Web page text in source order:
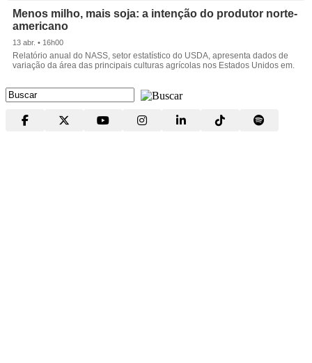
Menos milho, mais soja: a intenção do produtor norte-
americano
13 abr. • 16h00
Relatório anual do NASS, setor estatístico do USDA, apresenta dados de
variação da área das principais culturas agrícolas nos Estados Unidos em.